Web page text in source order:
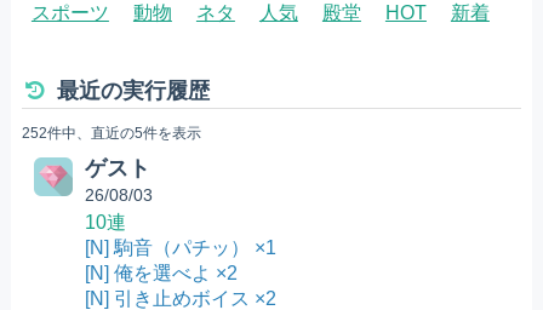
スポーツ
動物 ネタ 人気 殿堂 HOT 新着
最近の実行履歴
252件中、直近の5件を表示
ゲスト
26/08/03
10連
[N] 駒音（パチッ） ×1
[N] 俺を選べよ ×2
[N] 引き止めボイス ×2